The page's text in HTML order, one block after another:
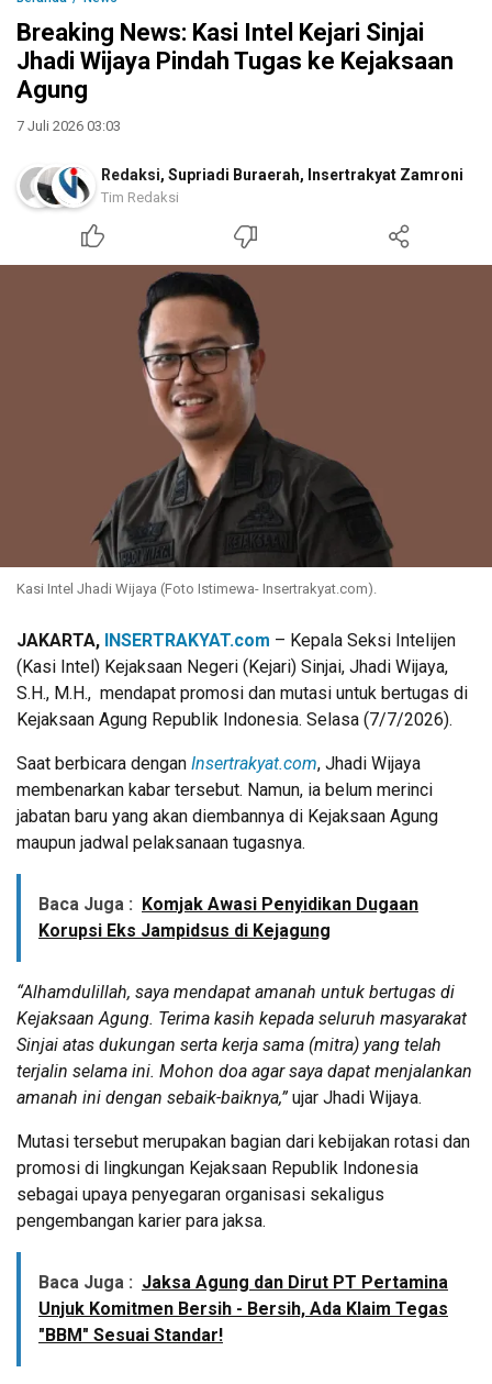
Breaking News: Kasi Intel Kejari Sinjai
Jhadi Wijaya Pindah Tugas ke Kejaksaan
Agung
7 Juli 2026 03:03
Redaksi, Supriadi Buraerah, Insertrakyat Zamroni
Tim Redaksi
Kasi Intel Jhadi Wijaya (Foto Istimewa- Insertrakyat.com).
JAKARTA, INSERTRAKYAT.com – Kepala Seksi Intelijen
(Kasi Intel) Kejaksaan Negeri (Kejari) Sinjai, Jhadi Wijaya,
S.H., M.H., mendapat promosi dan mutasi untuk bertugas di
Kejaksaan Agung Republik Indonesia. Selasa (7/7/2026).
Saat berbicara dengan Insertrakyat.com, Jhadi Wijaya
membenarkan kabar tersebut. Namun, ia belum merinci
jabatan baru yang akan diembannya di Kejaksaan Agung
maupun jadwal pelaksanaan tugasnya.
Baca Juga : Komjak Awasi Penyidikan Dugaan
Korupsi Eks Jampidsus di Kejagung
“Alhamdulillah, saya mendapat amanah untuk bertugas di
Kejaksaan Agung. Terima kasih kepada seluruh masyarakat
Sinjai atas dukungan serta kerja sama (mitra) yang telah
terjalin selama ini. Mohon doa agar saya dapat menjalankan
amanah ini dengan sebaik-baiknya,” ujar Jhadi Wijaya.
Mutasi tersebut merupakan bagian dari kebijakan rotasi dan
promosi di lingkungan Kejaksaan Republik Indonesia
sebagai upaya penyegaran organisasi sekaligus
pengembangan karier para jaksa.
Baca Juga : Jaksa Agung dan Dirut PT Pertamina
Unjuk Komitmen Bersih - Bersih, Ada Klaim Tegas
"BBM" Sesuai Standar!